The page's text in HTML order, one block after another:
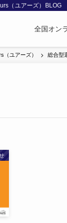
（ユアーズ）BLOG
全国オン
（ユアーズ） 総合型